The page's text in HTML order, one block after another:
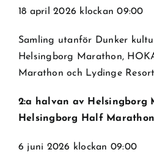
18 april 2026 klockan 09:00
Samling utanför Dunker
Helsingborg Marathon,
Marathon och Lydinge
2:a halvan av Helsingborg
Helsingborg Half Marathon
6 juni 2026 klockan 09:00